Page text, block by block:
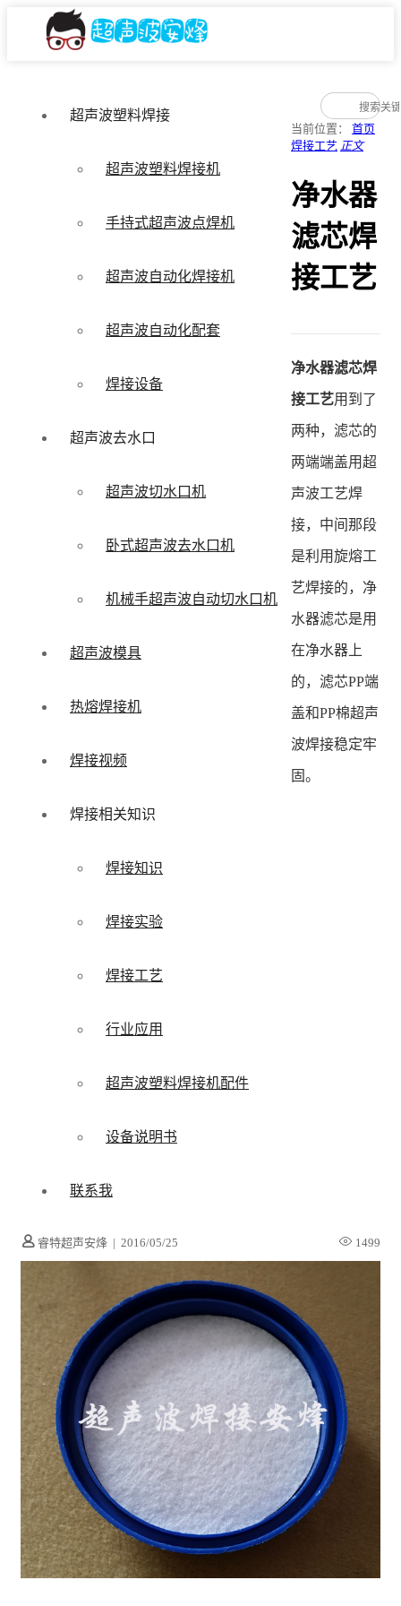
超声波塑料焊接
超声波塑料焊接机
手持式超声波点焊机
超声波自动化焊接机
超声波自动化配套
焊接设备
超声波去水口
超声波切水口机
卧式超声波去水口机
机械手超声波自动切水口机
超声波模具
热熔焊接机
焊接视频
焊接相关知识
焊接知识
焊接实验
焊接工艺
行业应用
超声波塑料焊接机配件
设备说明书
联系我
当前位置： 首页
焊接工艺 正文
净水器
滤芯焊
接工艺
睿特超声安烽 | 2016/05/25 1499
净水器滤芯焊
接工艺用到了
两种，滤芯的
两端端盖用超
声波工艺焊
接，中间那段
是利用旋熔工
艺焊接的，净
水器滤芯是用
在净水器上
的，滤芯PP端
盖和PP棉超声
波焊接稳定牢
固。